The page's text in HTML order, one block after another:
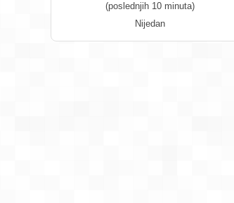
(poslednjih 10 minuta)
Nijedan